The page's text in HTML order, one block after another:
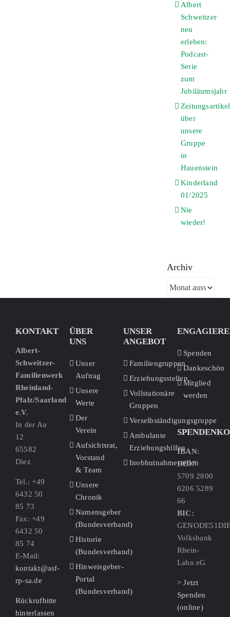
Albert
Schweitzer
neu
erleben:
Podcast-
Serie
zum
Jubiläumsjahr
Zeitungsartikel
über
unsere
Gruppe
in
Hauenstein
Kinderland
01/2025
Nie
wieder!
Archiv
Archiv
KONTAKT
Albert-
Schweitzer-
Familienwerk
Rheinland-
Pfalz/Saarland
e.V.
In der Au
12
65582
Diez
Tel.: +49
6432 50
85 73
Fax: +49
6432 50
85 74
E-Mail:
kontakt@asf-
rp-sa.de
Rückrufbitte
hinterlassen
ÜBER
UNS
Unser
Auftrag
Unsere
Werte
Der
Verein
Aufsichtsrat,
Vorstand
& Team
Unsere
Chronik
Namensgeber
(Bundesverband)
Historie
(Bundesverband)
Hinweisgeber-
Portal
(Bundesverband)
UNSER
ANGEBOT
Familiengruppen
Erziehungsstellen
Vollstationäre
Gruppen
Verselbständigungsgruppe
Ambulante
Erziehungshilfen
Inobhutnahmestellen
Spenden
Dankeschön
Mitglied
werden
IBAN:
DE07
5709 2800
0206 5289
66
BIC:
Volksbank
Rhein-
Lahn eG
> Jetzt
Spenden
(online)